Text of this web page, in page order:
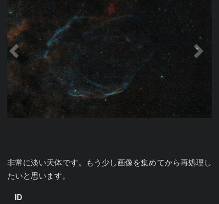
非常に淡い天体です。もう少し画像を集めてから再処理し
たいと思います。
ID